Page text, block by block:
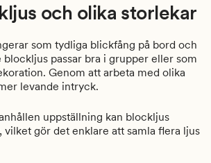
och olika storlekar
som tydliga blickfång på bord och
passar bra i grupper eller som
Genom att arbeta med olika
levande intryck.
uppställning kan blockljus
vilket gör det enklare att samla flera ljus